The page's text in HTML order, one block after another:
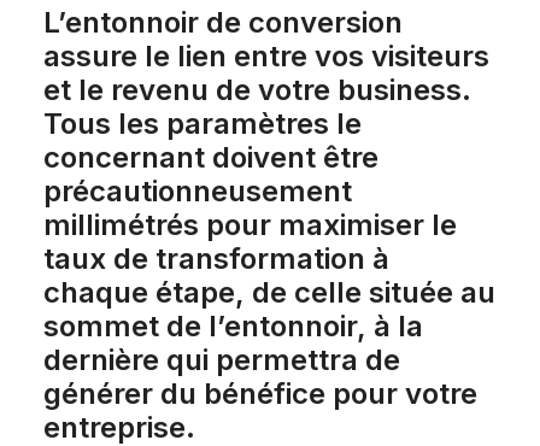
L’entonnoir de conversion
assure le lien entre vos visiteurs
et le revenu de votre business.
Tous les paramètres le
concernant doivent être
précautionneusement
millimétrés pour maximiser le
taux de transformation à
chaque étape, de celle située au
sommet de l’entonnoir, à la
dernière qui permettra de
générer du bénéfice pour votre
entreprise.